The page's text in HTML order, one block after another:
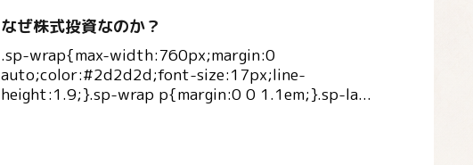
なぜ株式投資なのか？
.sp-wrap{max-width:760px;margin:0
auto;color:#2d2d2d;font-size:17px;line-
height:1.9;}.sp-wrap p{margin:0 0 1.1em;}.sp-la...